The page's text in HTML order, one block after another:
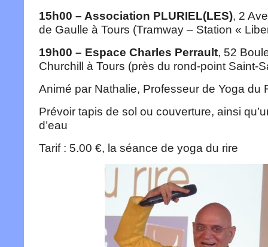
15h00 – Association PLURIEL(LES), 2
de Gaulle à Tours (Tramway – Station «
19h00 – Espace Charles Perrault, 52
Churchill à Tours (près du rond-point Saint-
Animé par Nathalie, Professeur de Yoga du
Prévoir tapis de sol ou couverture, ainsi
d’eau
Tarif : 5.00 €, la séance de yoga du rire